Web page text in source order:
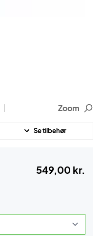
Zoom
Se tilbehør
549,00 kr.